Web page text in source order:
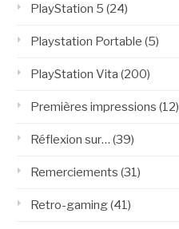
PlayStation 5 (24)
Playstation Portable (5)
PlayStation Vita (200)
Premières impressions (12)
Réflexion sur… (39)
Remerciements (31)
Retro-gaming(41)